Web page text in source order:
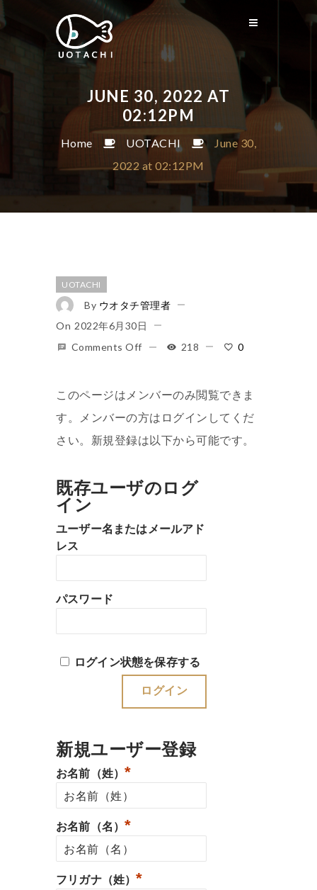
JUNE 30, 2022 AT
02:12PM
Home UOTACHI
June 30,
2022 at 02:12PM
UOTACHI
By ウオタチ管理者
On 2022年6月30日
Comments Off
218 0
このページはメンバーのみ閲覧できま
す。メンバーの方はログインしてくだ
さい。新規登録は以下から可能です。
既存ユーザのログ
イン
ユーザー名またはメールアド
レス
パスワード
ログイン状態を保存する
新規ユーザー登録
お名前（姓）*
お名前（名）*
フリガナ（姓）*